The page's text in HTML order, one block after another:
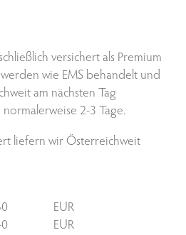
versichert als Premium
werden wie EMS behandelt und
am nächsten Tag
2-3 Tage.
liefern wir Österreichweit
EUR
EUR